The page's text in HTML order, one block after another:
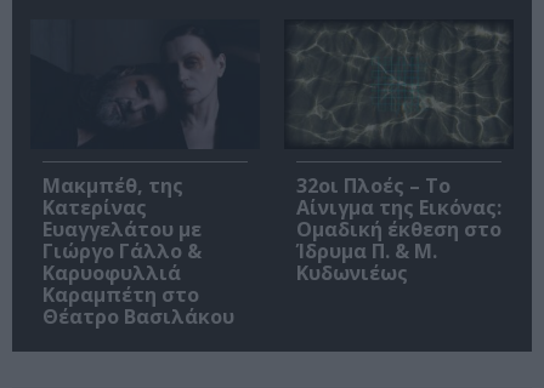
Μακμπέθ, της
Κατερίνας
Ευαγγελάτου με
Γιώργο Γάλλο &
Καρυοφυλλιά
Καραμπέτη στο
Θέατρο Βασιλάκου
32οι Πλοές – Το
Αίνιγμα της Εικόνας:
Ομαδική έκθεση στο
Ίδρυμα Π. & Μ.
Κυδωνιέως